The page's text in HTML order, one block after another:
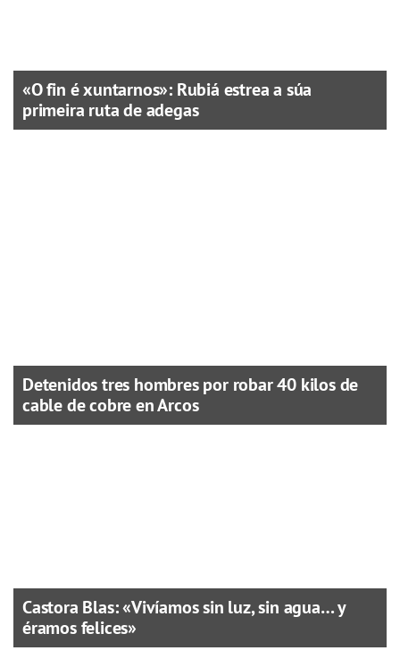
«O fin é xuntarnos»: Rubiá estrea a súa
primeira ruta de adegas
Detenidos tres hombres por robar 40 kilos de
cable de cobre en Arcos
Castora Blas: «Vivíamos sin luz, sin agua… y
éramos felices»